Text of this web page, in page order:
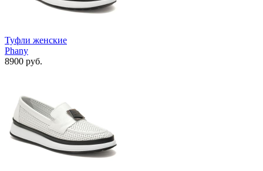
Туфли женские
Phany
8900 руб.